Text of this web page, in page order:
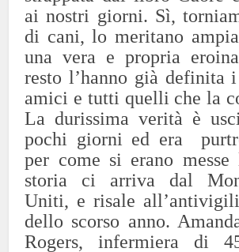
ai nostri giorni. Sì,
di cani, lo meritano
una vera e propria
resto l’hanno già definita
amici e tutti quelli che la
La durissima verità è
pochi giorni ed era
per come si erano
storia ci arriva dal
Uniti, e risale
dello scorso anno.
Rogers, infermiera di